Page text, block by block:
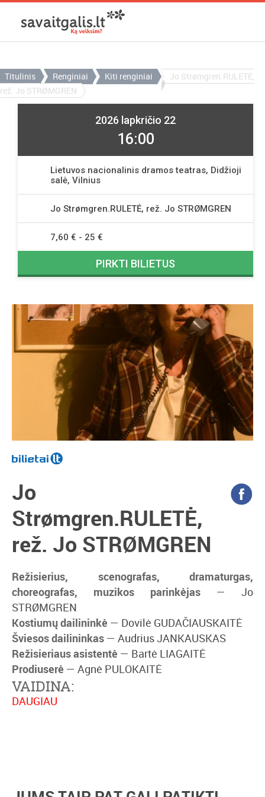
Titulinis Renginiai Kiti renginiai
Jo Strømgren.RULETĖ,
rež. Jo STRØMGREN
Jo
Strømgren.RULETĖ,
rež. Jo STRØMGREN
Režisierius, scenografas, dramaturgas,
choreografas, muzikos parinkėjas — Jo
STRØMGREN
Kostiumų dailininkė — Dovilė GUDAČIAUSKAITĖ
Šviesos dailininkas — Audrius JANKAUSKAS
Režisieriaus asistentė — Bartė LIAGAITĖ
Prodiuserė — Agnė PULOKAITĖ
VAIDINA:
DAUGIAU
2026 lapkričio 22
16:00
Lietuvos nacionalinis dramos teatras, Didžioji
salė, Vilnius
Jo Strømgren.RULETĖ, rež. Jo STRØMGREN
7,60 € - 25 €
PIRKTI BILIETUS